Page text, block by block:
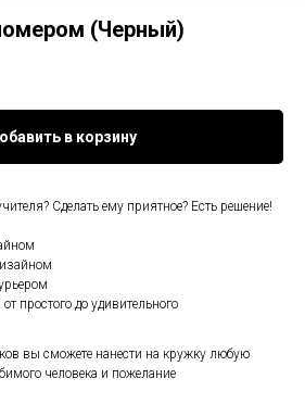
(Черный)
в корзину
Сделать ему приятное? Есть решение!
простого до удивительного⠀
вы сможете нанести на кружку любую
человека и пожелание